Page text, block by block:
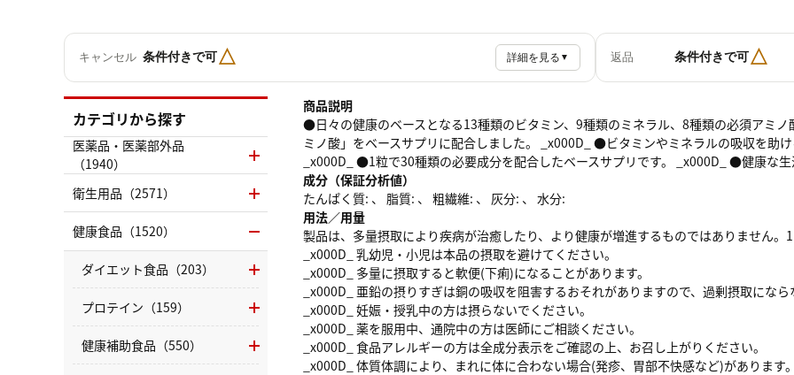
キャンセル 条件付きで可△ 詳細を見る ▼ 返品 条件付きで可△
商品説明
●日々の健康のベースとなる13種類のビタミン、9種類のミネラル、8種類の必須アミ
ミノ酸」をベースサプリに配合しました。 _x000D_ ●ビタミンやミネラルの吸収を助
_x000D_ ●1粒で30種類の必要成分を配合したベースサプリです。 _x000D_ ●健康な
成分（保証分析値）
たんぱく質: 、 脂質: 、 粗繊維: 、 灰分: 、 水分:
用法／用量
製品は、多量摂取により疾病が治癒したり、より健康が増進するものではありません。
_x000D_ 乳幼児・小児は本品の摂取を避けてください。
_x000D_ 多量に摂取すると軟便(下痢)になることがあります。
_x000D_ 亜鉛の摂りすぎは銅の吸収を阻害するおそれがありますので、過剰摂取にな
_x000D_ 妊娠・授乳中の方は摂らないでください。
_x000D_ 薬を服用中、通院中の方は医師にご相談ください。
_x000D_ 食品アレルギーの方は全成分表示をご確認の上、お召し上がりください。
_x000D_ 体質体調により、まれに体に合わない場合(発疹、胃部不快感など)がありま
カテゴリから探す
医薬品・医薬部外品
（1940）
衛生用品（2571）
健康食品（1520）
ダイエット食品（203）
プロテイン（159）
健康補助食品（550）